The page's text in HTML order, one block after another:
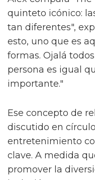
quinteto icónico:
tan diferentes",
esto, uno que es
formas. Ojalá
persona es igual
importante."
Ese concepto de
discutido en
entretenimiento
clave. A medida
promover la